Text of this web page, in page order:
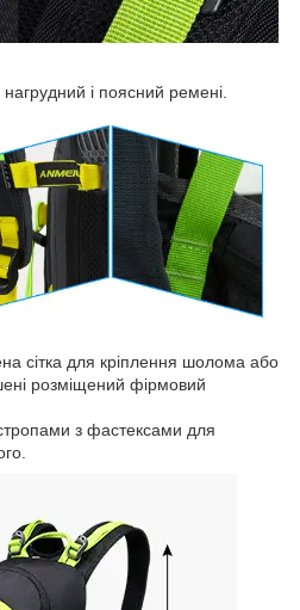
і поясний ремені.
сітка для кріплення шолома або
розміщений фірмовий
з фастексами для